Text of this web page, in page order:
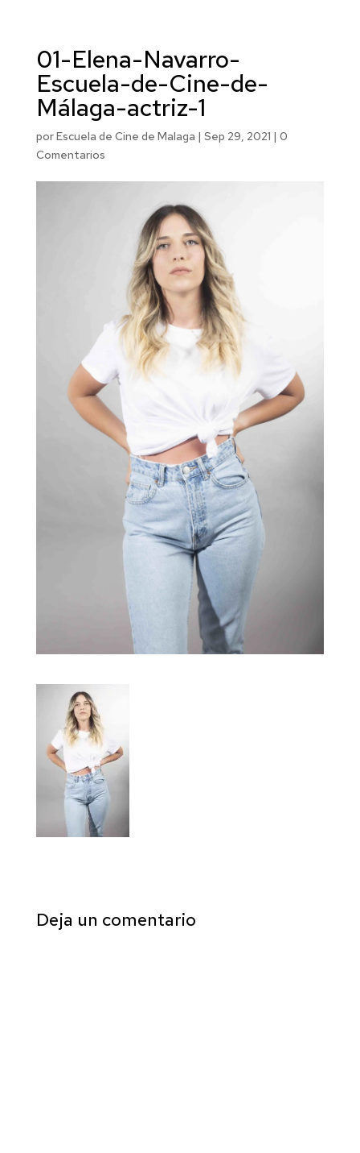
01-Elena-Navarro-
Escuela-de-Cine-de-
Málaga-actriz-1
porEscuela de Cine de Malaga | Sep 29, 2021 | 0
Comentarios
Deja un comentario